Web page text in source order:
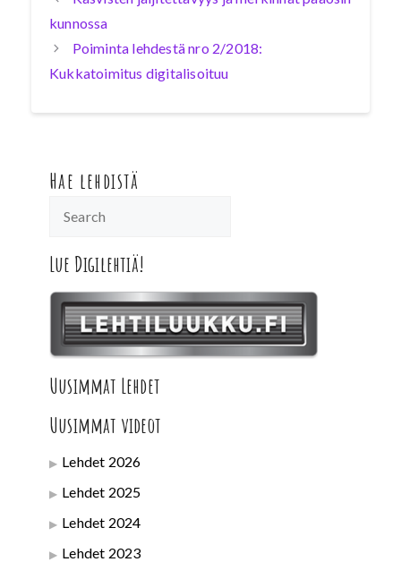
kunnossa
Poiminta lehdestä nro 2/2018:
Kukkatoimitus digitalisoituu
Hae lehdistä
Lue Digilehtiä!
Uusimmat Lehdet
Uusimmat videot
Lehdet 2026
Lehdet 2025
Lehdet 2024
Lehdet 2023